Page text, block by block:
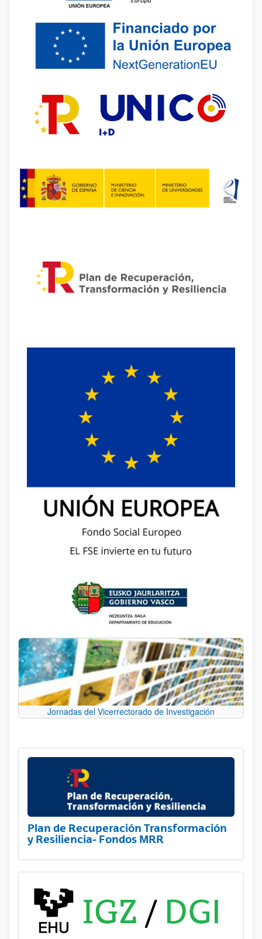
Jornadas del Vicerrectorado de Investigación
Plan de Recuperación Transformación
y Resiliencia- Fondos MRR